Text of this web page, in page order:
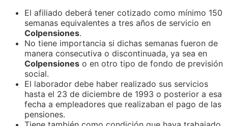
El afiliado deberá tener cotizado como mínimo 150
semanas equivalentes a tres años de servicio en
Colpensiones.
No tiene importancia si dichas semanas fueron de
manera consecutiva o discontinuada, ya sea en
Colpensiones o en otro tipo de fondo de previsión
social.
El laborador debe haber realizado sus servicios
hasta el 23 de diciembre de 1993 o posterior a esa
fecha a empleadores que realizaban el pago de las
pensiones.